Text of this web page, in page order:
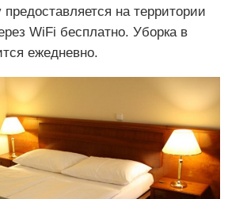
предоставляется на территории
WiFi бесплатно. Уборка в
ежедневно.